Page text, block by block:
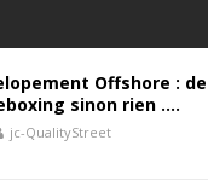
Offshore :
sinon rien ….
jc-QualityStreet